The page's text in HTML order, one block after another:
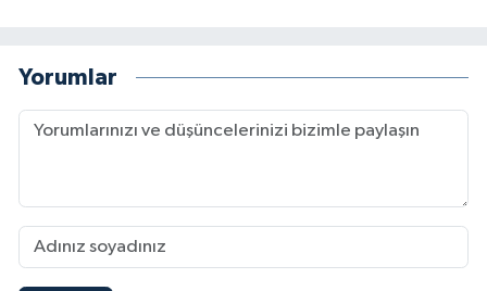
Yorumlar